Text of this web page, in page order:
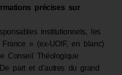
précises sur
institutionnels, les
» (ex-UOIF, en blanc)
Conseil Théologique
part et d’autres du grand